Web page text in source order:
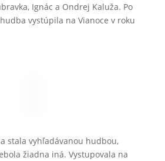
Ignác a Ondrej Kaluža. Po
vystúpila na Vianoce v roku
stala vyhľadávanou hudbou,
žiadna iná. Vystupovala na